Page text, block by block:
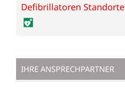
Defibrillatoren Standorte
IHRE ANSPRECHPARTNER